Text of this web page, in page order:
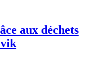
aux déchets